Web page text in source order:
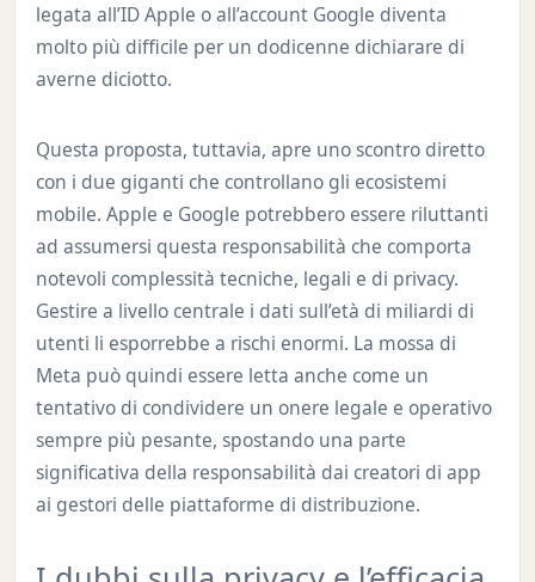
legata all’ID Apple o all’account Google diventa
molto più difficile per un dodicenne dichiarare di
averne diciotto.
Questa proposta, tuttavia, apre uno scontro diretto
con i due giganti che controllano gli ecosistemi
mobile. Apple e Google potrebbero essere riluttanti
ad assumersi questa responsabilità che comporta
notevoli complessità tecniche, legali e di privacy.
Gestire a livello centrale i dati sull’età di miliardi di
utenti li esporrebbe a rischi enormi. La mossa di
Meta può quindi essere letta anche come un
tentativo di condividere un onere legale e operativo
sempre più pesante, spostando una parte
significativa della responsabilità dai creatori di app
ai gestori delle piattaforme di distribuzione.